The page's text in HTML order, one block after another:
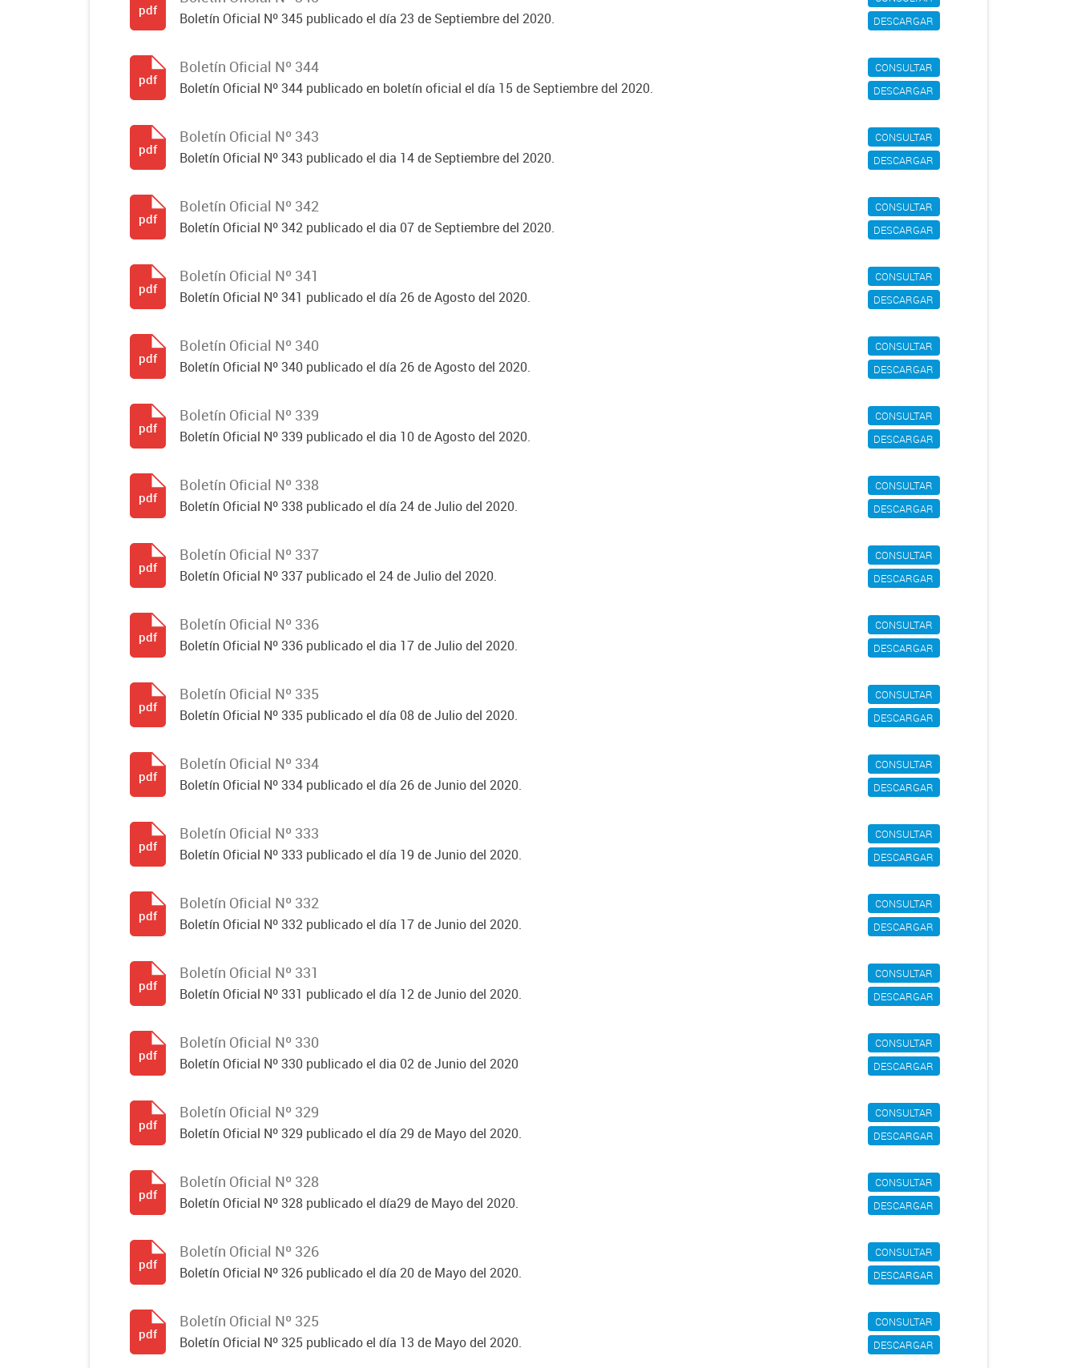
DESCARGAR
Boletín Oficial Nº 345 publicado el día 23 de Septiembre del 2020.
pdf
CONSULTAR
DESCARGAR
Boletín Oficial Nº 344
Boletín Oficial Nº 344 publicado en boletín oficial el día 15 de Septiembre del 2020.
pdf
CONSULTAR
DESCARGAR
Boletín Oficial Nº 343
Boletín Oficial Nº 343 publicado el dia 14 de Septiembre del 2020.
pdf
CONSULTAR
DESCARGAR
Boletín Oficial Nº 342
Boletín Oficial Nº 342 publicado el dia 07 de Septiembre del 2020.
pdf
CONSULTAR
DESCARGAR
Boletín Oficial Nº 341
Boletín Oficial Nº 341 publicado el día 26 de Agosto del 2020.
pdf
CONSULTAR
DESCARGAR
Boletín Oficial Nº 340
Boletín Oficial Nº 340 publicado el día 26 de Agosto del 2020.
pdf
CONSULTAR
DESCARGAR
Boletín Oficial Nº 339
Boletín Oficial Nº 339 publicado el dia 10 de Agosto del 2020.
pdf
CONSULTAR
DESCARGAR
Boletín Oficial Nº 338
Boletín Oficial Nº 338 publicado el día 24 de Julio del 2020.
pdf
CONSULTAR
DESCARGAR
Boletín Oficial Nº 337
Boletín Oficial Nº 337 publicado el 24 de Julio del 2020.
pdf
CONSULTAR
DESCARGAR
Boletín Oficial Nº 336
Boletín Oficial Nº 336 publicado el dia 17 de Julio del 2020.
pdf
CONSULTAR
DESCARGAR
Boletín Oficial Nº 335
Boletín Oficial Nº 335 publicado el día 08 de Julio del 2020.
pdf
CONSULTAR
DESCARGAR
Boletín Oficial Nº 334
Boletín Oficial Nº 334 publicado el día 26 de Junio del 2020.
pdf
CONSULTAR
DESCARGAR
Boletín Oficial Nº 333
Boletín Oficial Nº 333 publicado el día 19 de Junio del 2020.
pdf
CONSULTAR
DESCARGAR
Boletín Oficial Nº 332
Boletín Oficial Nº 332 publicado el día 17 de Junio del 2020.
pdf
CONSULTAR
DESCARGAR
Boletín Oficial Nº 331
Boletín Oficial Nº 331 publicado el día 12 de Junio del 2020.
pdf
CONSULTAR
DESCARGAR
Boletín Oficial Nº 330
Boletín Oficial Nº 330 publicado el dia 02 de Junio del 2020
pdf
CONSULTAR
DESCARGAR
Boletín Oficial Nº 329
Boletín Oficial Nº 329 publicado el día 29 de Mayo del 2020.
pdf
CONSULTAR
DESCARGAR
Boletín Oficial Nº 328
Boletín Oficial Nº 328 publicado el día29 de Mayo del 2020.
pdf
CONSULTAR
DESCARGAR
Boletín Oficial Nº 326
Boletín Oficial Nº 326 publicado el día 20 de Mayo del 2020.
pdf
CONSULTAR
DESCARGAR
Boletín Oficial Nº 325
Boletín Oficial Nº 325 publicado el día 13 de Mayo del 2020.
pdf